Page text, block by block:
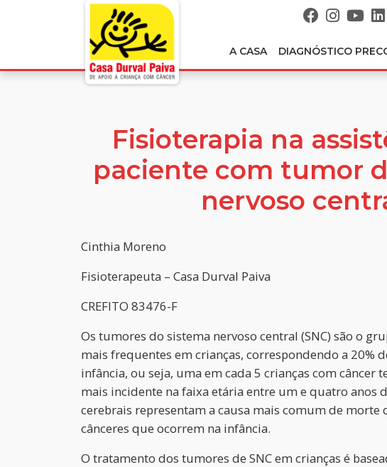
A CASA DIAGNÓSTICO
Fisioterapia na
paciente com tumor
nervoso
Cinthia Moreno
Fisioterapeuta – Casa Durval Paiva
CREFITO 83476-F
Os tumores do sistema nervoso central (SNC) são o
mais frequentes em crianças, correspondendo a 20%
infância, ou seja, uma em cada 5 crianças com câncer
mais incidente na faixa etária entre um e quatro anos
cerebrais representam a causa mais comum de morte
cânceres que ocorrem na infância.
O tratamento dos tumores de SNC em crianças é